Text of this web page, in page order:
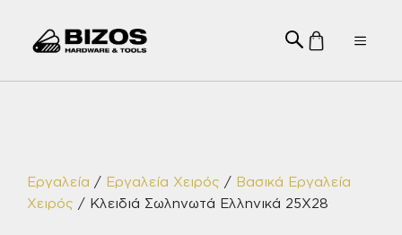
Menu
Εργαλεία / Εργαλεία Χειρός / Βασικά Εργαλεία
Χειρός / Κλειδιά Σωληνωτά Ελληνικά 25Χ28